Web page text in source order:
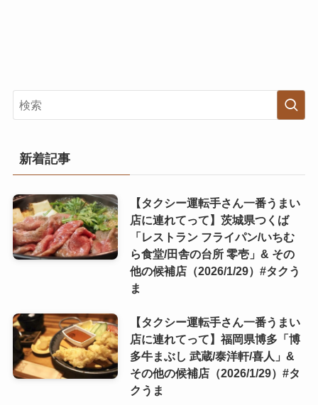
新着記事
【タクシー運転手さん一番うまい
店に連れてって】茨城県つくば
「レストラン フライパン/いちむ
ら食堂/田舎の台所 零壱」& その
他の候補店（2026/1/29）#タクう
ま
【タクシー運転手さん一番うまい
店に連れてって】福岡県博多「博
多牛まぶし 武蔵/泰洋軒/喜人」&
その他の候補店（2026/1/29）#タ
クうま